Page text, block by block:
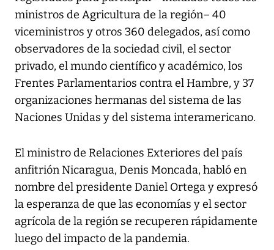
ministros de Agricultura de la región– 40
viceministros y otros 360 delegados, así como
observadores de la sociedad civil, el sector
privado, el mundo científico y académico, los
Frentes Parlamentarios contra el Hambre, y 37
organizaciones hermanas del sistema de las
Naciones Unidas y del sistema interamericano.
El ministro de Relaciones Exteriores del país
anfitrión Nicaragua, Denis Moncada, habló en
nombre del presidente Daniel Ortega y expresó
la esperanza de que las economías y el sector
agrícola de la región se recuperen rápidamente
luego del impacto de la pandemia.